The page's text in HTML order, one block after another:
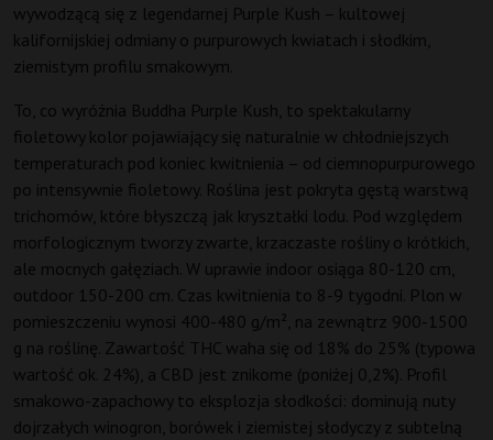
wywodzącą się z legendarnej Purple Kush – kultowej
kalifornijskiej odmiany o purpurowych kwiatach i słodkim,
ziemistym profilu smakowym.
To, co wyróżnia Buddha Purple Kush, to spektakularny
fioletowy kolor pojawiający się naturalnie w chłodniejszych
temperaturach pod koniec kwitnienia – od ciemnopurpurowego
po intensywnie fioletowy. Roślina jest pokryta gęstą warstwą
trichomów, które błyszczą jak kryształki lodu. Pod względem
morfologicznym tworzy zwarte, krzaczaste rośliny o krótkich,
ale mocnych gałęziach. W uprawie indoor osiąga 80-120 cm,
outdoor 150-200 cm. Czas kwitnienia to 8-9 tygodni. Plon w
pomieszczeniu wynosi 400-480 g/m², na zewnątrz 900-1500
g na roślinę. Zawartość THC waha się od 18% do 25% (typowa
wartość ok. 24%), a CBD jest znikome (poniżej 0,2%). Profil
smakowo-zapachowy to eksplozja słodkości: dominują nuty
dojrzałych winogron, borówek i ziemistej słodyczy z subtelną